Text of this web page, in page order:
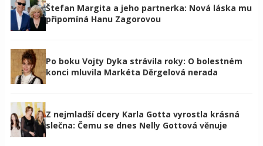
Štefan Margita a jeho partnerka: Nová láska mu
připomíná Hanu Zagorovou
Po boku Vojty Dyka strávila roky: O bolestném
konci mluvila Markéta Děrgelová nerada
Z nejmladší dcery Karla Gotta vyrostla krásná
slečna: Čemu se dnes Nelly Gottová věnuje